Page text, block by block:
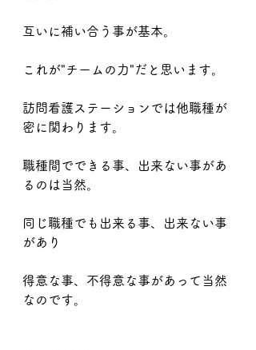
互いに補い合う事が基本。
これが"チームの力"だと思います。
訪問看護ステーションでは他職種が
密に関わります。
職種間でできる事、出来ない事があ
るのは当然。
同じ職種でも出来る事、出来ない事
があり
得意な事、不得意な事があって当然
なのです。